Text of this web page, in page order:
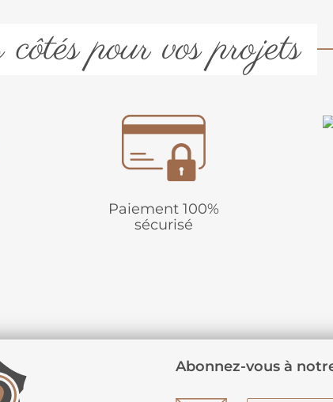
pour vos projets
Paiement 100%
sécurisé
Abonnez-vous à